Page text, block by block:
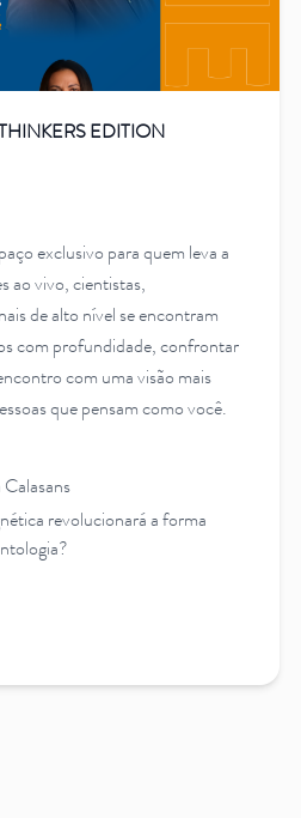
EDITION
exclusivo para quem leva a
ao vivo, cientistas,
de alto nível se encontram
com profundidade, confrontar
com uma visão mais
que pensam como você.
revolucionará a forma